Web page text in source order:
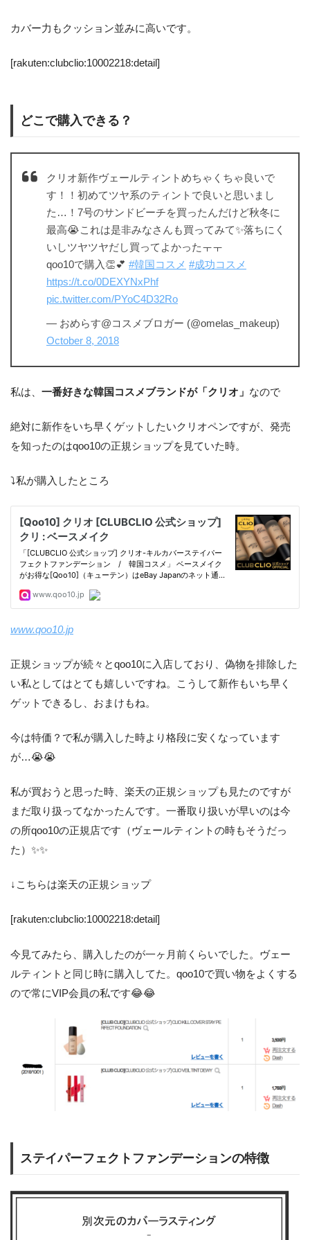
カバー力もクッション並みに高いです。
[rakuten:clubclio:10002218:detail]
どこで購入できる？
クリオ新作ヴェールティントめちゃくちゃ良いで
す！！初めてツヤ系のティントで良いと思いまし
た…！7号のサンドビーチを買ったんだけど秋冬に
最高😭これは是非みなさんも買ってみて✨落ちにく
いしツヤツヤだし買ってよかったㅜㅜ
qoo10で購入👏💕 #韓国コスメ #成功コスメ
https://t.co/0DEXYNxPhf
pic.twitter.com/PYoC4D32Ro
— おめらす@コスメブロガー (@omelas_makeup)
October 8, 2018
私は、 一番好きな韓国コスメブランドが「クリオ」 なので
絶対に新作をいち早くゲットしたいクリオペンですが、発売
を知ったのはqoo10の正規ショップを見ていた時。
⤵︎私が購入したところ
www.qoo10.jp
正規ショップが続々とqoo10に入店しており、偽物を排除した
い私としてはとても嬉しいですね。こうして新作もいち早く
ゲットできるし、おまけもね。
今は特価？で私が購入した時より格段に安くなっています
が…😭😭
私が買おうと思った時、楽天の正規ショップも見たのですが
まだ取り扱ってなかったんです。一番取り扱いが早いのは今
の所qoo10の正規店です（ヴェールティントの時もそうだっ
た）✨✨
↓こちらは楽天の正規ショップ
[rakuten:clubclio:10002218:detail]
今見てみたら、購入したのが一ヶ月前くらいでした。ヴェー
ルティントと同じ時に購入してた。qoo10で買い物をよくする
ので常にVIP会員の私です😂😂
ステイパーフェクトファンデーションの特徴